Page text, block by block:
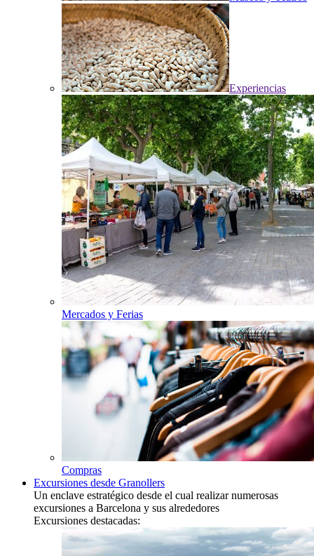
Experiencias
Mercados y Ferias
Compras
Excursiones desde Granollers
Un enclave estratégico desde el cual realizar numerosas
excursiones a Barcelona y sus alrededores
Excursiones destacadas: